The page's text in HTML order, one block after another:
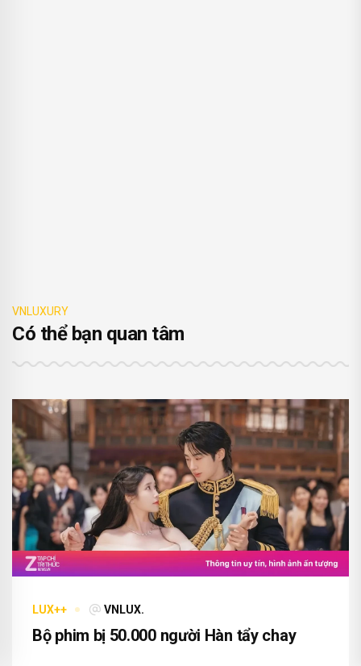
VNLUXURY
Có thể bạn quan tâm
LUX++ VNLUX.
Bộ phim bị 50.000 người Hàn tẩy chay